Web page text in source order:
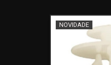
NOVIDADE